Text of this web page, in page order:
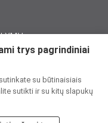
politika
trys pagrindiniai
su būtinaisiais
sutikti ir su kitų slapukų